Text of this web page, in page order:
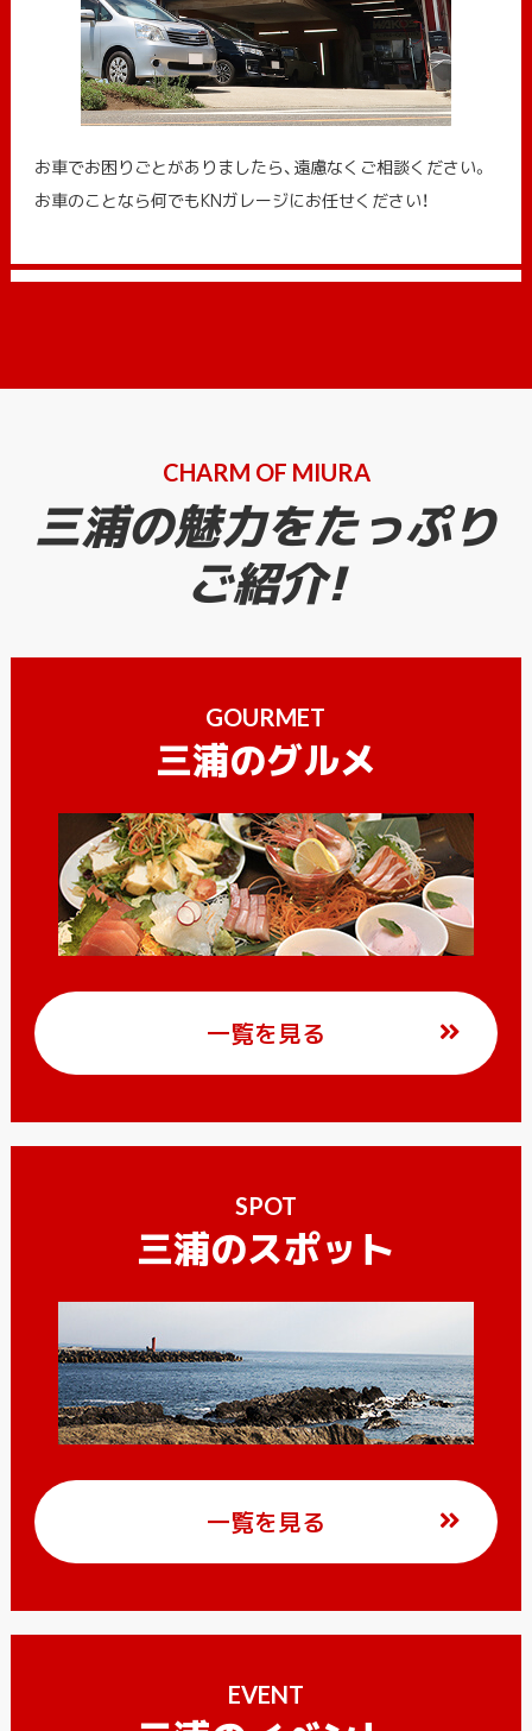
お車でお困りごとがありましたら、遠慮なくご相談ください。
お車のことなら何でもKNガレージにお任せください！
CHARM OF MIURA
三浦の魅力をたっぷり
ご紹介!
GOURMET
三浦のグルメ
一覧を見る
SPOT
三浦のスポット
一覧を見る
EVENT